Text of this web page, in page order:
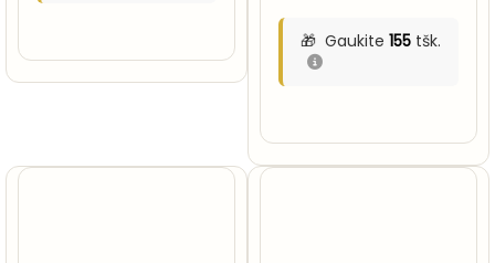
Gaukite 155tšk.